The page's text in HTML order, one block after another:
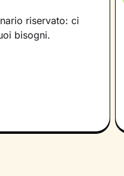
riservato: ci
bisogni.